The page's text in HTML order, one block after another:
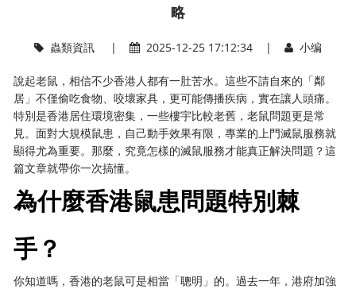
略
蟲類資訊| 2025-12-25 17:12:34 | 小编
說起老鼠，相信不少香港人都有一肚苦水。這些不請自來的「鄰
居」不僅偷吃食物、咬壞家具，更可能傳播疾病，實在讓人頭痛。
特別是香港居住環境密集，一些樓宇比較老舊，老鼠問題更是常
見。面對大規模鼠患，自己動手效果有限，專業的上門滅鼠服務就
顯得尤為重要。那麼，究竟怎樣的滅鼠服務才能真正解決問題？這
篇文章就帶你一次搞懂。
為什麼香港鼠患問題特別棘
手？
你知道嗎，香港的老鼠可是相當「聰明」的。過去一年，港府加強